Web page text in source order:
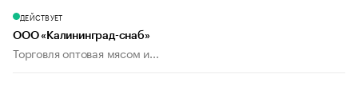
ДЕЙСТВУЕТ
ООО «Калининград-снаб»
Торговля оптовая мясом и...